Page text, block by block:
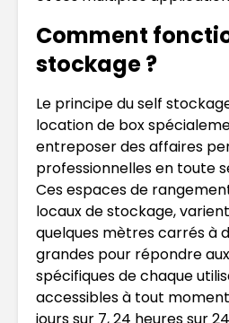
Comment
stockage ?
Le principe du self
location de box
entreposer des affaires
professionnelles en toute
Ces espaces de
locaux de stockage,
quelques mètres carrés à
grandes pour répondre
spécifiques de chaque
accessibles à tout